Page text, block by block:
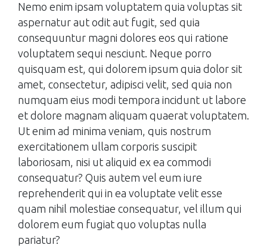
Nemo enim ipsam voluptatem quia voluptas sit
aspernatur aut odit aut fugit, sed quia
consequuntur magni dolores eos qui ratione
voluptatem sequi nesciunt. Neque porro
quisquam est, qui dolorem ipsum quia dolor sit
amet, consectetur, adipisci velit, sed quia non
numquam eius modi tempora incidunt ut labore
et dolore magnam aliquam quaerat voluptatem.
Ut enim ad minima veniam, quis nostrum
exercitationem ullam corporis suscipit
laboriosam, nisi ut aliquid ex ea commodi
consequatur? Quis autem vel eum iure
reprehenderit qui in ea voluptate velit esse
quam nihil molestiae consequatur, vel illum qui
dolorem eum fugiat quo voluptas nulla
pariatur?